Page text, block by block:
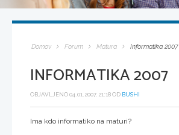
Domov Forum Matura Informatika 2007
INFORMATIKA 2007
OBJAVLJENO 04.01.2007, 21:18 OD BUSHI
Ima kdo informatiko na maturi?